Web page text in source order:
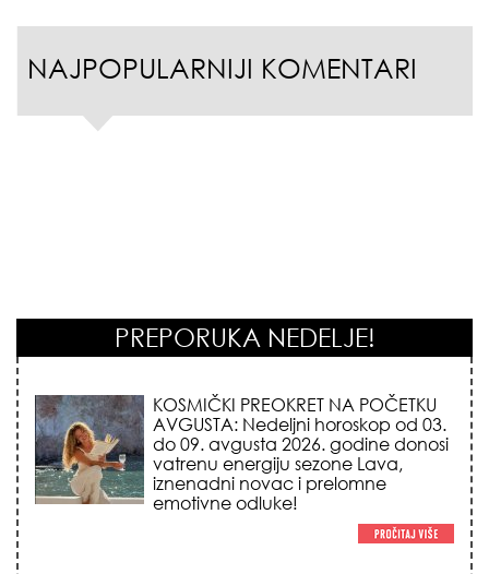
NAJPOPULARNIJI KOMENTARI
PREPORUKA NEDELJE!
KOSMIČKI PREOKRET NA POČETKU
AVGUSTA: Nedeljni horoskop od 03.
do 09. avgusta 2026. godine donosi
vatrenu energiju sezone Lava,
iznenadni novac i prelomne
emotivne odluke!